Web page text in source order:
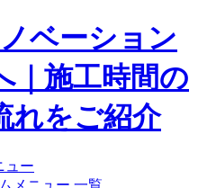
ュー
メニュー 一覧